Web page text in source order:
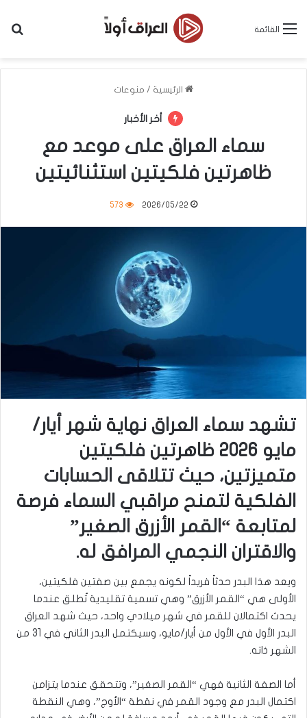
القائمة
الرئيسية / منوعات
أخر الأخبار
سماء العراق على موعد مع
ظاهرتين فلكيتين استثنائيتين
2026/05/22
573
تشهد سماء العراق نهاية شهر أيار/
مايو 2026 ظاهرتين فلكيتين
متميزتين، حيث تتلاقى الحسابات
الفلكية لتمنح مراقبي السماء فرصة
لمتابعة “القمر الأزرق الصغير”
والاقتران النجمي المرافق له.
ويعد هذا البدر حدثاً فريداً لكونه يجمع بين صفتين فلكيتين،
الأولى هي “القمر الأزرق” وهي تسمية تقليدية تُطلق عندما
يحدث اكتمالان للقمر في شهر ميلادي واحد، حيث شهد العراق
البدر الأول في الأول من أيار/مايو، وسيكتمل البدر الثاني في 31 من
الشهر ذاته.
أما الصفة الثانية فهي “القمر الصغير”، وتتحقق عندما يتزامن
اكتمال البدر مع وجود القمر في نقطة “الأوج”، وهي النقطة